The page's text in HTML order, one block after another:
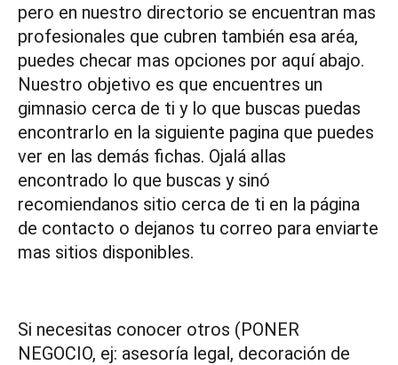
pero en nuestro directorio se encuentran mas
profesionales que cubren también esa aréa,
puedes checar mas opciones por aquí abajo.
Nuestro objetivo es que encuentres un
gimnasio cerca de ti y lo que buscas puedas
encontrarlo en la siguiente pagina que puedes
ver en las demás fichas. Ojalá allas
encontrado lo que buscas y sinó
recomiendanos sitio cerca de ti en la página
de contacto o dejanos tu correo para enviarte
mas sitios disponibles.
Si necesitas conocer otros (PONER
NEGOCIO, ej: asesoría legal, decoración de